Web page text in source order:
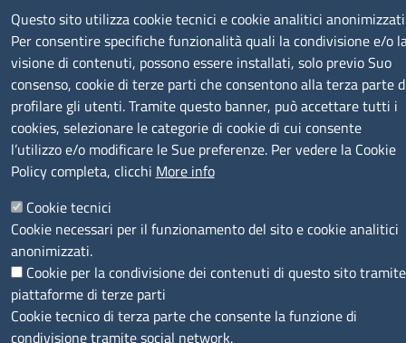
SERVIZIO REALIZZATO DA
SEGUICI SU
MENÙ PRIVACY
Note legali Privacy e cookie policy Accesso riservato
© 2023 SNI Servizio Nuove Imprese
Questo sito utilizza cookie tecnici e cookie analitici
Per consentire specifiche funzionalità quali la condivisione e/o
visione di contenuti, possono essere installati, solo previo Suo
consenso, cookie di terze parti che consentono alla terza parte
profilare gli utenti. Tramite questo banner, può accettare tutti i
cookies, selezionare le categorie di cookie di cui consente
l’utilizzo e/o modificare le Sue preferenze. Per vedere la Cookie
Policy completa, clicchi More info
Cookie tecnici
Cookie necessari per il funzionamento del sito e cookie analitici
anonimizzati.
Cookie per la condivisione dei contenuti di questo sito tramite
piattaforme di terze parti
Cookie tecnico di terza parte che consente la funzione di
condivisione tramite social network.